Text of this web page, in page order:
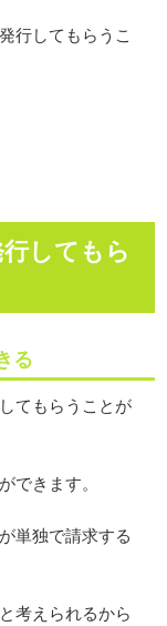
行してもらうこ
してもら
る
てもらうことが
できます。
単独で請求する
考えられるから